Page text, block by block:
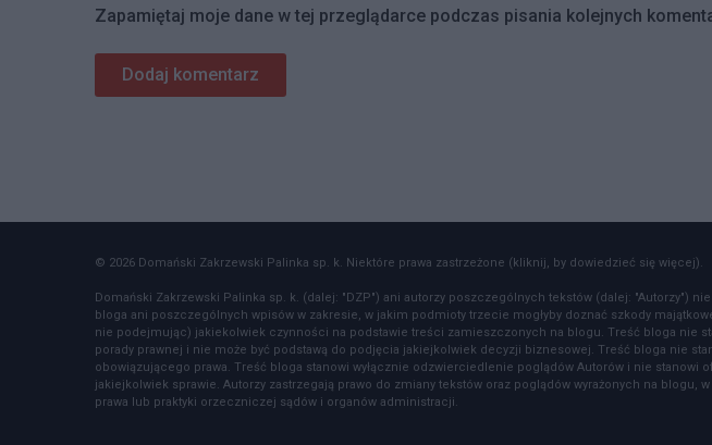
Zapamiętaj moje dane w tej przeglądarce podczas pisania kolejnych
© 2026 Domański Zakrzewski Palinka sp. k. Niektóre prawa zastrzeżone (kliknij, by dowiedzieć się więcej).
Domański Zakrzewski Palinka sp. k. (dalej: "DZP") ani autorzy poszczególnych tekstów (dalej: "Autorzy")
bloga ani poszczególnych wpisów w zakresie, w jakim podmioty trzecie mogłyby doznać szkody
nie podejmując) jakiekolwiek czynności na podstawie treści zamieszczonych na blogu. Treść bloga nie
porady prawnej i nie może być podstawą do podjęcia jakiejkolwiek decyzji biznesowej. Treść bloga nie
obowiązującego prawa. Treść bloga stanowi wyłącznie odzwierciedlenie poglądów Autorów i nie stanowi
jakiejkolwiek sprawie. Autorzy zastrzegają prawo do zmiany tekstów oraz poglądów wyrażonych na blogu,
prawa lub praktyki orzeczniczej sądów i organów administracji.